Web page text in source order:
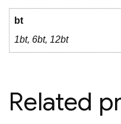
bt
1bt, 6bt, 12bt
Related